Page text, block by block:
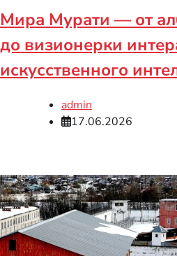
Мира Мурати — от
до визионерки
искусственного
admin
17.06.2026